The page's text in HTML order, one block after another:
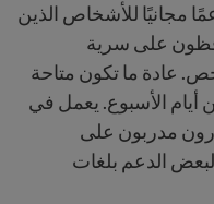
مجانيًا للأشخاص الذين
على سرية
عادة ما تكون متاحة
الأسبوع. يعمل في
مدربون على
الدعم بلغات